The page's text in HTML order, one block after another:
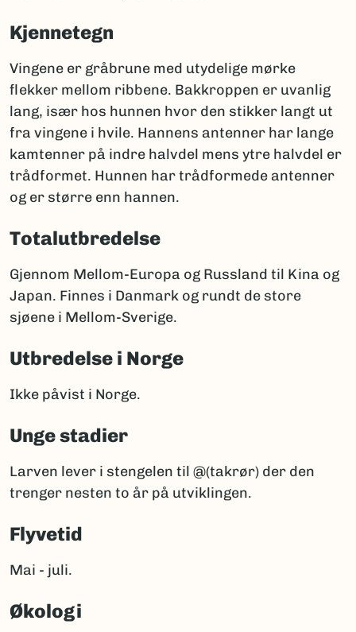
Kjennetegn
Vingene er gråbrune med utydelige mørke
flekker mellom ribbene. Bakkroppen er uvanlig
lang, især hos hunnen hvor den stikker langt ut
fra vingene i hvile. Hannens antenner har lange
kamtenner på indre halvdel mens ytre halvdel er
trådformet. Hunnen har trådformede antenner
og er større enn hannen.
Totalutbredelse
Gjennom Mellom-Europa og Russland til Kina og
Japan. Finnes i Danmark og rundt de store
sjøene i Mellom-Sverige.
Utbredelse i Norge
Ikke påvist i Norge.
Unge stadier
Larven lever i stengelen til @(takrør) der den
trenger nesten to år på utviklingen.
Flyvetid
Mai - juli.
Økologi